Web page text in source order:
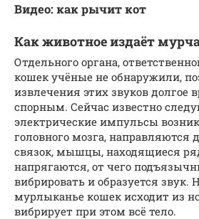
Видео: как рычит кот
Как животное издаёт
Отдельного органа,
кошек учёные не обнаружили,
извлечения этих звуков долгое
спорным. Сейчас известно
электрические импульсы
головного мозга, направляются
связок, мышцы, находящиеся
напрягаются, от чего
вибрировать и образуется звук.
мурлыканье кошек исходит из
вибрирует при этом всё тело.